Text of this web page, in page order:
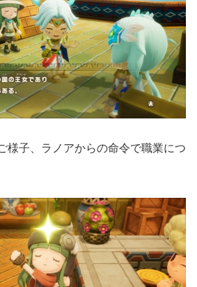
様子、ラノアからの命令で職業につ